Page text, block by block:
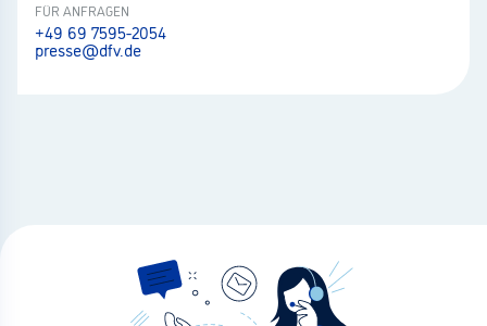
FÜR ANFRAGEN
+49 69 7595-2054
presse@dfv.de